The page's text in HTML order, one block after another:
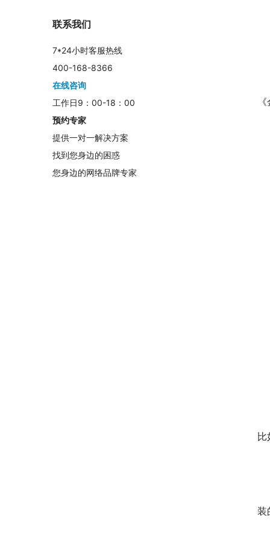
比
装
联系我们
7*24小时客服热线
400-168-8366
在线咨询
工作日9：00-18：00
预约专家
提供一对一解决方案
找到您身边的困惑
您身边的网络品牌专家